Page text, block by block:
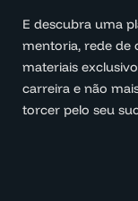
E descubra uma
mentoria, rede de
materiais
carreira e não
torcer pelo seu